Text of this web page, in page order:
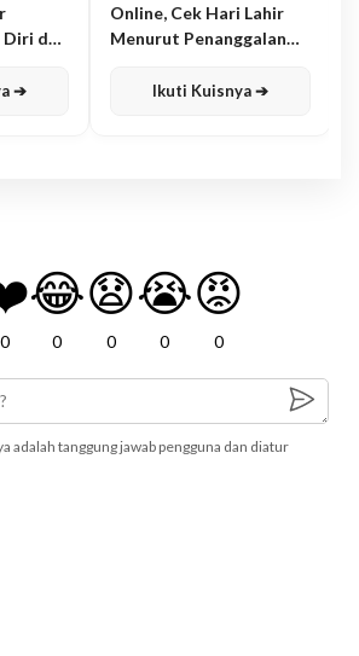
dan
➔
Online, Cek Hari Lahir
Menurut Penanggalan
Ikuti Kuisnya ➔
0
😂
0
😧
0
😭
0
😡
0
adalah tanggung jawab pengguna dan diatur